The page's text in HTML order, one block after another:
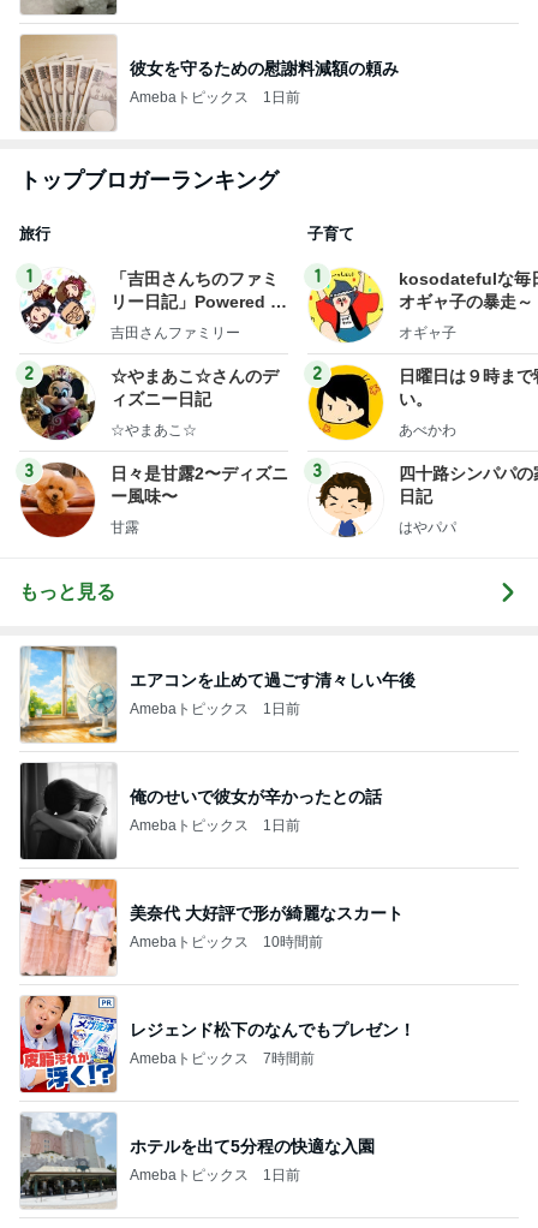
彼女を守るための慰謝料減額の頼み
Amebaトピックス 1日前
トップブロガーランキング
旅行
1
「吉田さんちのファミ
リー日記」Powered b
y Ameba 吉田さんファ
ログ
吉田さんファミリー
2
☆やまあこ☆さんのデ
ィズニー日記
☆やまあこ☆
3
日々是甘露2〜ディズニ
ー風味〜
甘露
子育て
1
kosodatefulな毎
オギャ子の暴走～
オギャ子
2
日曜日は９時まで
い。
あべかわ
3
四十路シンパパの
日記
はやパパ
もっと見る
エアコンを止めて過ごす清々しい午後
Amebaトピックス 1日前
俺のせいで彼女が辛かったとの話
Amebaトピックス 1日前
美奈代 大好評で形が綺麗なスカート
Amebaトピックス 10時間前
レジェンド松下のなんでもプレゼン！
Amebaトピックス 7時間前
ホテルを出て5分程の快適な入園
Amebaトピックス 1日前